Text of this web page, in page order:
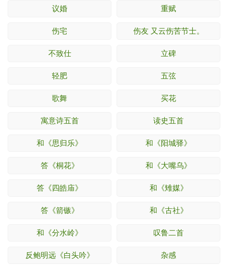
议婚 重赋
伤宅 伤友 又云伤苦节士。
不致仕 立碑
轻肥 五弦
歌舞 买花
寓意诗五首 读史五首
和《思归乐》 和《阳城驿》
答《桐花》 和《大嘴乌》
答《四皓庙》 和《雉媒》
答《箭镞》 和《古社》
和《分水岭》 叹鲁二首
反鲍明远《白头吟》 杂感